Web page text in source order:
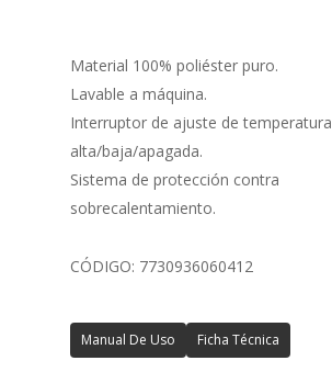
Material 100% poliéster puro.
Lavable a máquina.
Interruptor de ajuste de temperatura
alta/baja/apagada.
Sistema de protección contra
sobrecalentamiento.
CÓDIGO: 7730936060412
Manual De Uso Ficha Técnica